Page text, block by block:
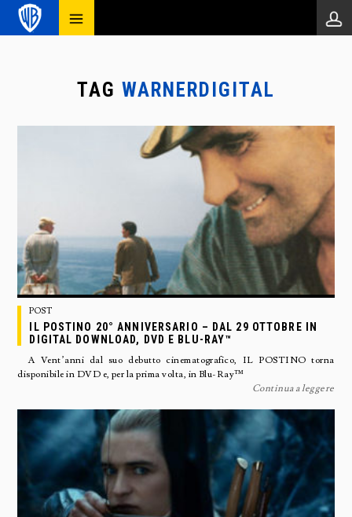
TAG WARNERDIGITAL
POST
IL POSTINO 20° ANNIVERSARIO – DAL 29 OTTOBRE IN
DIGITAL DOWNLOAD, DVD E BLU-RAY™
A Vent’anni dal suo debutto cinematografico, IL POSTINO torna
disponibile in DVD e, per la prima volta, in Blu-Ray™
Continua a leggere